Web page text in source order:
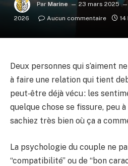
Par Marine 23 mars 2025
2026
Aucun commentaire
Deux personnes qui s’aiment
à faire une relation qui tient
peut‑être déjà vécu : les
quelque chose se fissure, peu à
sachiez très bien où ça a
La psychologie du couple ne
“compatibilité” ou de “bon